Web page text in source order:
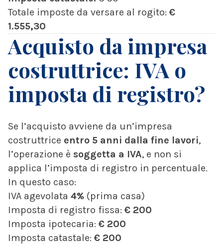
Totale imposte da versare al rogito: €
1.555,30
Acquisto da impresa
costruttrice: IVA o
imposta di registro?
Se l’acquisto avviene da un’impresa
costruttrice entro 5 anni dalla fine lavori,
l’operazione è soggetta a IVA, e non si
applica l’imposta di registro in percentuale.
In questo caso:
IVA agevolata 4% (prima casa)
Imposta di registro fissa: € 200
Imposta ipotecaria: € 200
Imposta catastale: € 200